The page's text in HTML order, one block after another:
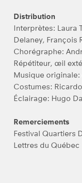
Distribution
Interprètes: Laura
Delaney, François
Chorégraphe:
Répétiteur, œil
Musique originale:
Costumes:
Éclairage: Hugo
Remerciements
Festival Quartiers
Lettres du Québec